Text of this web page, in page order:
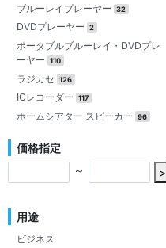
ブルーレイプレーヤー 32
DVDプレーヤー 2
ポータブルブルーレイ・DVDプレ
ーヤー
110
ラジカセ 126
ICレコーダー 117
ホームシアター スピーカー 96
価格指定
～
>
用途
ビジネス